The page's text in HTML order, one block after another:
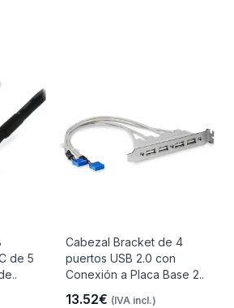
de 5
Cabezal Bracket de 4
puertos USB 2.0 con
Conexión a Placa Base 2..
13.52€ (IVA incl.)